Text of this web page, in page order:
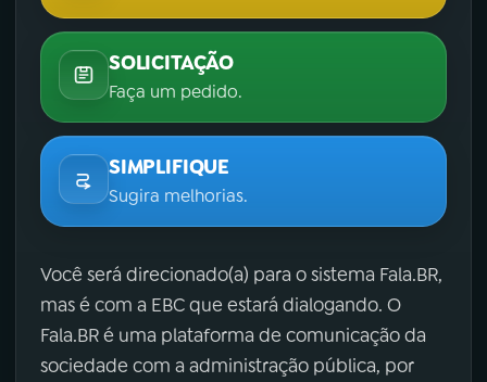
SOLICITAÇÃO
Faça um pedido.
SIMPLIFIQUE
Sugira melhorias.
Você será direcionado(a) para o sistema Fala.BR,
mas é com a EBC que estará dialogando. O
Fala.BR é uma plataforma de comunicação da
sociedade com a administração pública, por